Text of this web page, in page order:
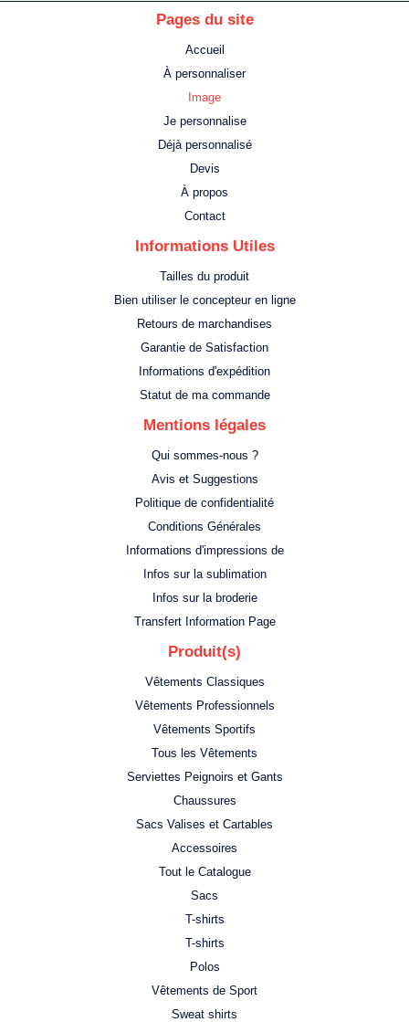
Pages du site
Accueil
À personnaliser
Image
Je personnalise
Déjà personnalisé
Devis
À propos
Contact
Informations Utiles
Tailles du produit
Bien utiliser le concepteur en ligne
Retours de marchandises
Garantie de Satisfaction
Informations d'expédition
Statut de ma commande
Mentions légales
Qui sommes-nous ?
Avis et Suggestions
Politique de confidentialité
Conditions Générales
Informations d'impressions de
Infos sur la sublimation
Infos sur la broderie
Transfert Information Page
Produit(s)
Vêtements Classiques
Vêtements Professionnels
Vêtements Sportifs
Tous les Vêtements
Serviettes Peignoirs et Gants
Chaussures
Sacs Valises et Cartables
Accessoires
Tout le Catalogue
Sacs
T-shirts
T-shirts
Polos
Vêtements de Sport
Sweat shirts